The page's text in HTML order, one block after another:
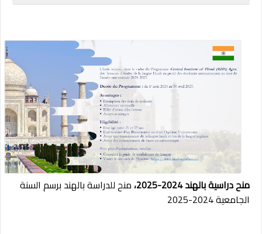
منح دراسية بالهند 2024-2025،
منح للدراسة بالهند برسم السنة
الجامعية 2024-2025